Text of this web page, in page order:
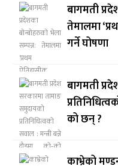
बागमती
तेमालमा
गर्ने घोषणा
बागमती
को छन् ?
काभ्रेको